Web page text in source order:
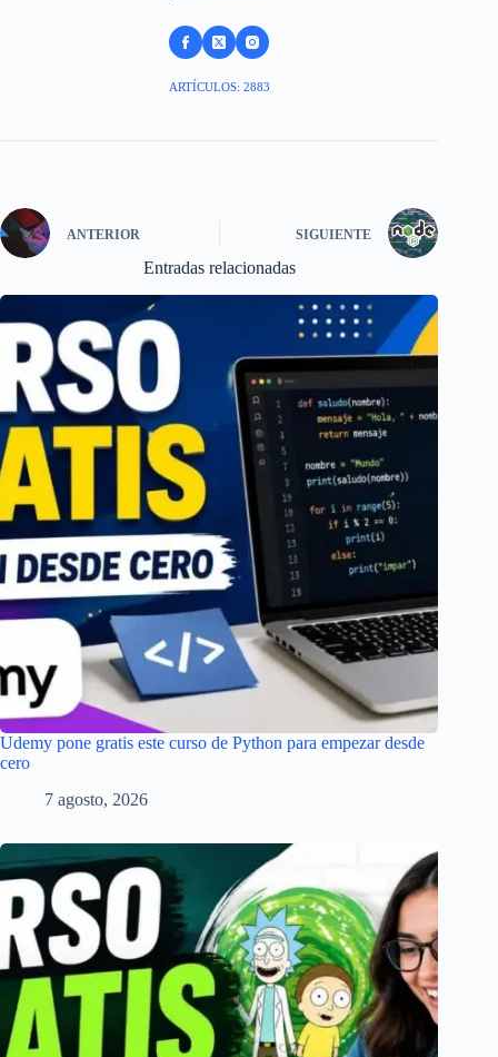
ARTÍCULOS: 2883
ANTERIOR SIGUIENTE
Entradas relacionadas
Udemy pone gratis este curso de Python para empezar desde
cero
7 agosto, 2026